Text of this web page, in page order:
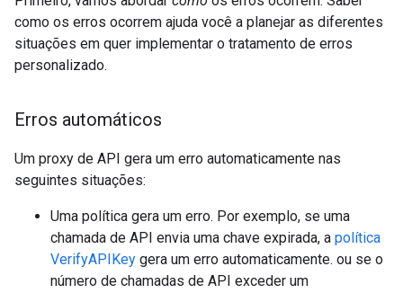
como os erros ocorrem ajuda você a planejar as diferentes
situações em quer implementar o tratamento de erros
personalizado.
Erros automáticos
Um proxy de API gera um erro automaticamente nas
seguintes situações:
Uma política gera um erro. Por exemplo, se uma
chamada de API envia uma chave expirada, a política
VerifyAPIKey gera um erro automaticamente. ou se o
número de chamadas de API exceder um